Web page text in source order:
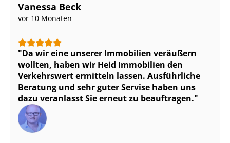
Vanessa Beck
vor 10 Monaten
Da wir eine unserer Immobilien veräußern
wollten, haben wir Heid Immobilien den
Verkehrswert ermitteln lassen. Ausführliche
Beratung und sehr guter Servise haben uns
dazu veranlasst Sie erneut zu beauftragen.